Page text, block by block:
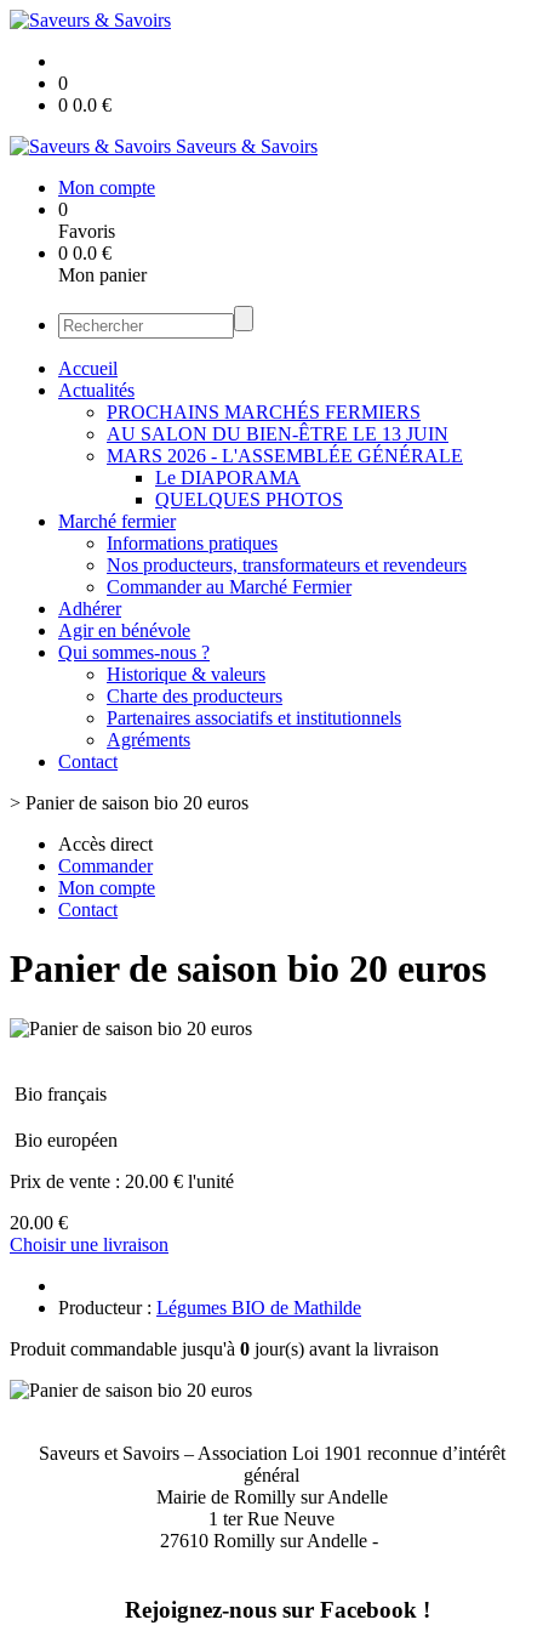
0
0 0.0 €
Saveurs & Savoirs
Mon compte
0
Favoris
0 0.0 €
Mon panier
Accueil
Actualités
PROCHAINS MARCHÉS FERMIERS
AU SALON DU BIEN-ÊTRE LE 13 JUIN
MARS 2026 - L'ASSEMBLÉE GÉNÉRALE
Le DIAPORAMA
QUELQUES PHOTOS
Marché fermier
Informations pratiques
Nos producteurs, transformateurs et revendeurs
Commander au Marché Fermier
Adhérer
Agir en bénévole
Qui sommes-nous ?
Historique & valeurs
Charte des producteurs
Partenaires associatifs et institutionnels
Agréments
Contact
> Panier de saison bio 20 euros
Accès direct
Commander
Mon compte
Contact
Panier de saison bio 20 euros
Bio français
Bio européen
Prix de vente : 20.00 € l'unité
20.00 €
Choisir une livraison
Producteur : Légumes BIO de Mathilde
Produit commandable jusqu'à 0 jour(s) avant la livraison
Saveurs et Savoirs – Association Loi 1901 reconnue d’intérêt
général
Mairie de Romilly sur Andelle
1 ter Rue Neuve
27610 Romilly sur Andelle -
Rejoignez-nous sur Facebook !